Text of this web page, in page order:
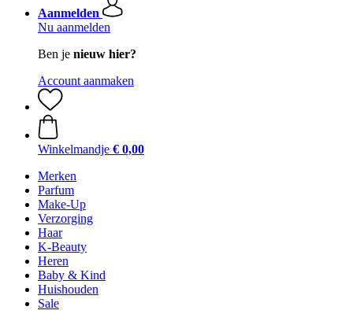
Aanmelden
Nu aanmelden
Ben je nieuw hier?
Account aanmaken
Winkelmandje € 0,00
Merken
Parfum
Make-Up
Verzorging
Haar
K-Beauty
Heren
Baby & Kind
Huishouden
Sale